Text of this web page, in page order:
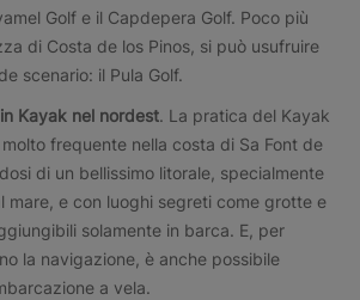
Golf e il Capdepera Golf. Poco più
di Costa de los Pinos, si può usufruire
scenario: il Pula Golf.
Kayak nel nordest. La pratica del Kayak
frequente nella costa di Sa Font de
di un bellissimo litorale, specialmente
mare, e con luoghi segreti come grotte e
solamente in barca. E, per
la navigazione, è anche possibile
a vela.